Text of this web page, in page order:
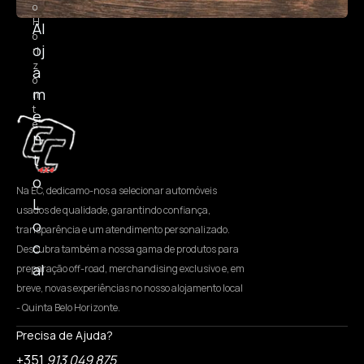
Al
oj
a
m
e
n
t
o
L
o
c
al
o
H
o
ri
z
o
n
t
e
Na EC, dedicamo-nos a selecionar automóveis
usados de qualidade, garantindo confiança,
transparência e um atendimento personalizado.
Descubra também a nossa gama de produtos para
preparação off-road, merchandising exclusivo e, em
breve, novas experiências no nosso alojamento local
- Quinta Belo Horizonte.
Precisa de Ajuda?
+351 913 049 875